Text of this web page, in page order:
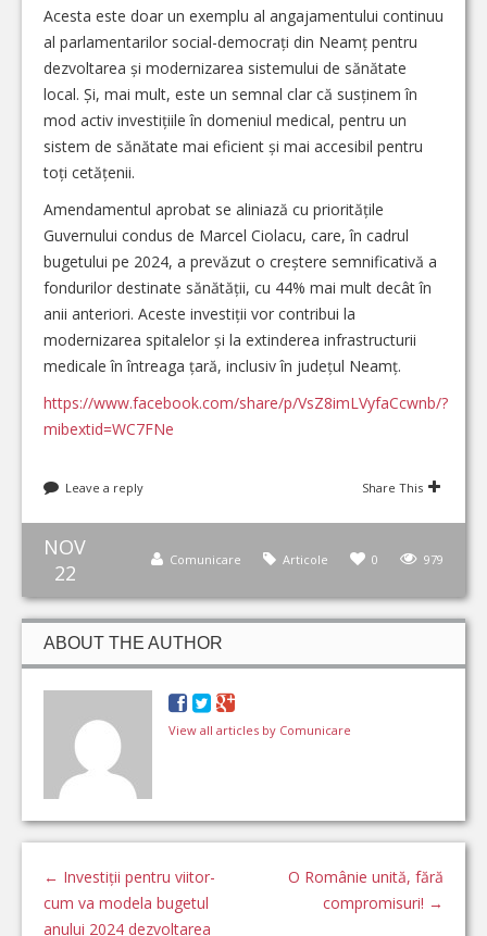
Acesta este doar un exemplu al angajamentului continuu
al parlamentarilor social-democrați din Neamț pentru
dezvoltarea și modernizarea sistemului de sănătate
local. Și, mai mult, este un semnal clar că susținem în
mod activ investițiile în domeniul medical, pentru un
sistem de sănătate mai eficient și mai accesibil pentru
toți cetățenii.
Amendamentul aprobat se aliniază cu prioritățile
Guvernului condus de Marcel Ciolacu, care, în cadrul
bugetului pe 2024, a prevăzut o creștere semnificativă a
fondurilor destinate sănătății, cu 44% mai mult decât în
anii anteriori. Aceste investiții vor contribui la
modernizarea spitalelor și la extinderea infrastructurii
medicale în întreaga țară, inclusiv în județul Neamț.
https://www.facebook.com/share/p/VsZ8imLVyfaCcwnb/?
mibextid=WC7FNe
Leave a reply Share This
NOV
22
979
0
Articole
Comunicare
ABOUT THE AUTHOR
View all articles by Comunicare
← Investiții pentru viitor-
cum va modela bugetul
anului 2024 dezvoltarea
O Românie unită, fără
compromisuri! →